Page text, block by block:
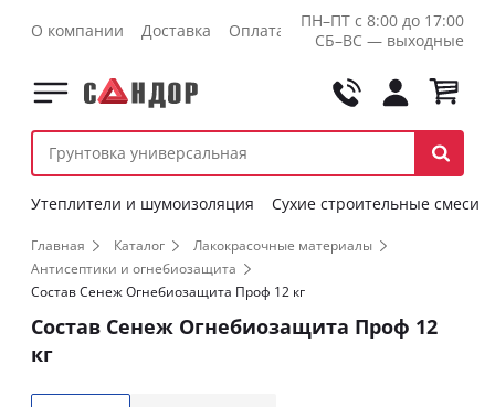
О компании Доставка Оплата Контакты Оптовикам
ПН–ПТ с 8:00 до 17:00
СБ–ВС — выходные
Утеплители и шумоизоляция Сухие строительные смеси
Главная Каталог
Лакокрасочные материалы
Антисептики и огнебиозащита
Состав Сенеж Огнебиозащита Проф 12 кг
Состав Сенеж Огнебиозащита Проф 12
кг